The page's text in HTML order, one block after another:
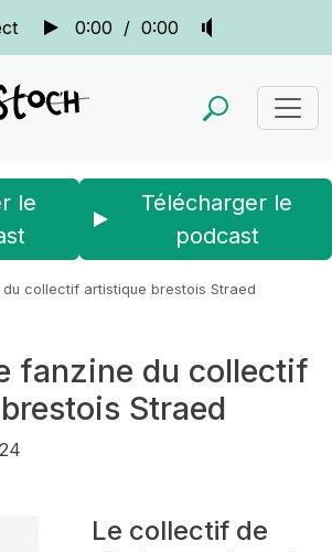
0:00 / 0:00
le
Télécharger le
podcast
du collectif artistique brestois Straed
fanzine du collectif
Straed
Le collectif de